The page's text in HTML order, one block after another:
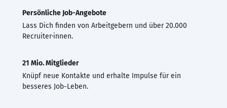
Persönliche Job-Angebote
Lass Dich finden von Arbeitgebern und über 20.000
Recruiter·innen.
21 Mio. Mitglieder
Knüpf neue Kontakte und erhalte Impulse für ein
besseres Job-Leben.